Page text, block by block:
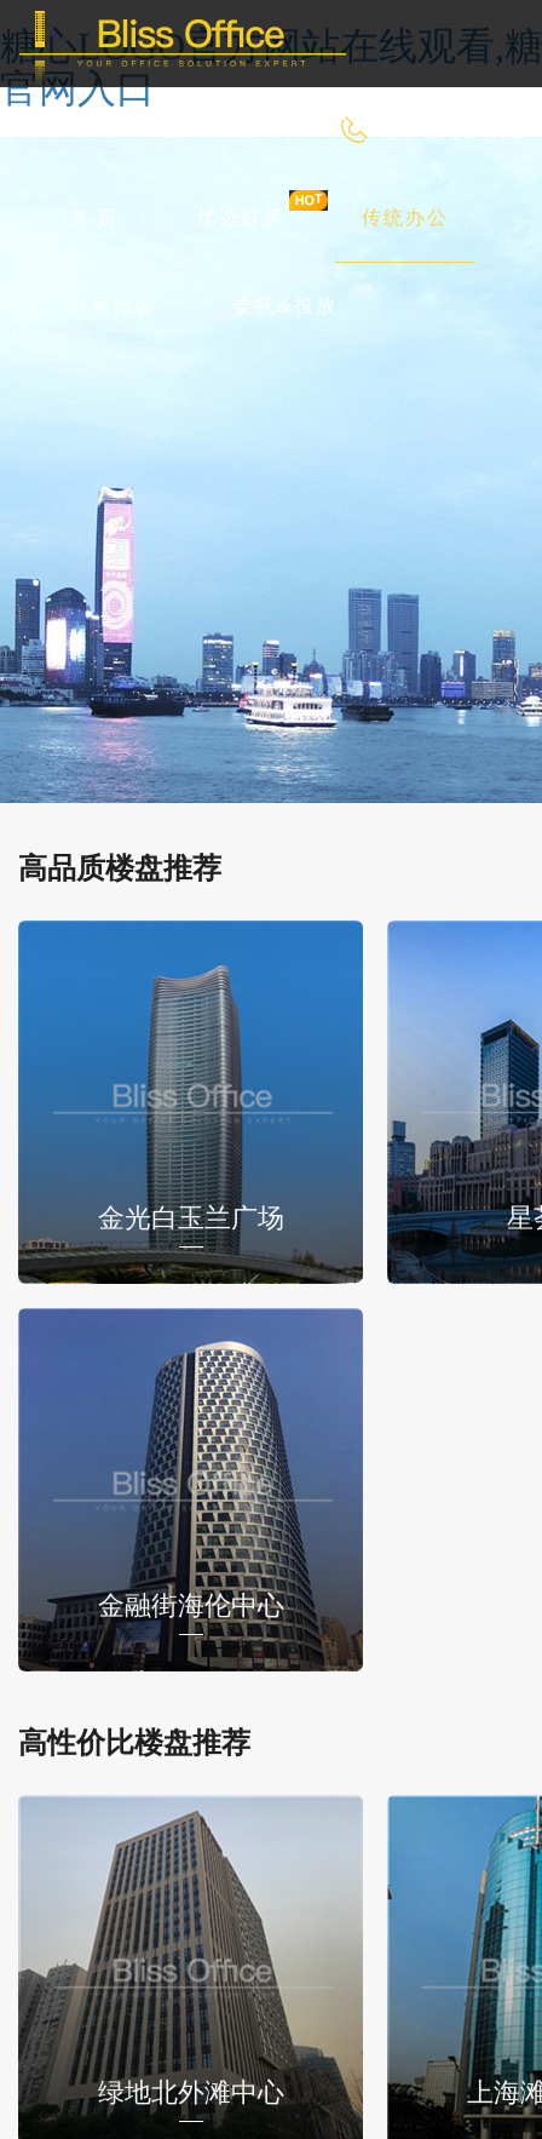
糖心LOGO官方网站在线观看,
官网入口
400-8090-660
首 页 优选好房 传统办公
委托&投放
高品质楼盘推荐
金光白玉兰广场 星
金融街海伦中心
高性价比楼盘推荐
绿地北外滩中心 上海